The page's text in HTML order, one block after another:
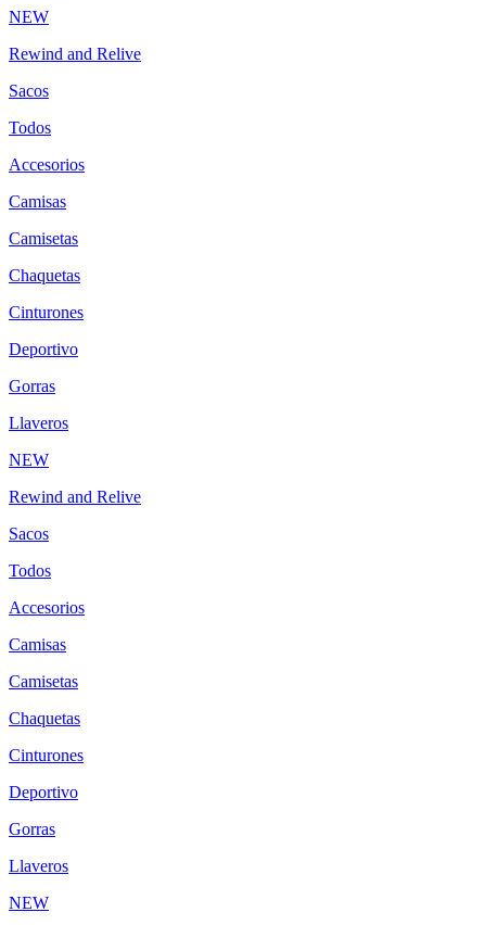
NEW
Rewind and Relive
Sacos
Todos
Accesorios
Camisas
Camisetas
Chaquetas
Cinturones
Deportivo
Gorras
Llaveros
NEW
Rewind and Relive
Sacos
Todos
Accesorios
Camisas
Camisetas
Chaquetas
Cinturones
Deportivo
Gorras
Llaveros
NEW